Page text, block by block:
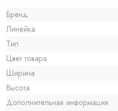
Бренд
Линейка
Тип
Цвет товара
Ширина
Высота
Дополнительная информация